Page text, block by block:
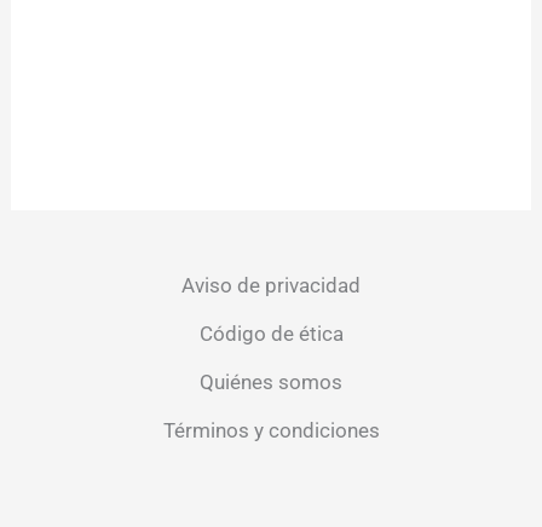
Aviso de privacidad
Código de ética
Quiénes somos
Términos y condiciones